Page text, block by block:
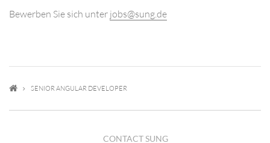
Bewerben Sie sich unter jobs@sung.de
SENIOR ANGULAR DEVELOPER
CONTACT SUNG